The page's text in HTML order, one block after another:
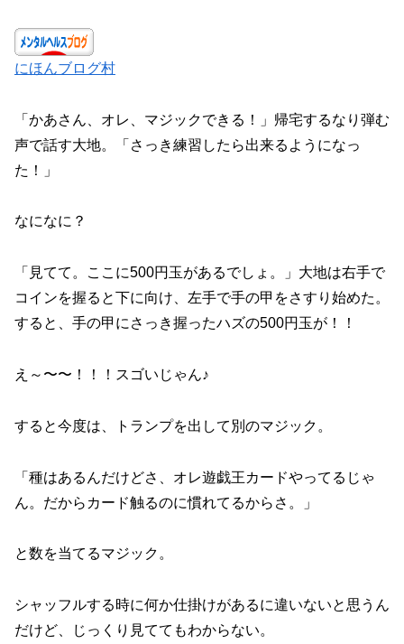
にほんブログ村
「かあさん、オレ、マジックできる！」帰宅するなり弾む
声で話す大地。「さっき練習したら出来るようになっ
た！」
なになに？
「見てて。ここに500円玉があるでしょ。」大地は右手で
コインを握ると下に向け、左手で手の甲をさすり始めた。
すると、手の甲にさっき握ったハズの500円玉が！！
え～〜〜！！！スゴいじゃん♪
すると今度は、トランプを出して別のマジック。
「種はあるんだけどさ、オレ遊戯王カードやってるじゃ
ん。だからカード触るのに慣れてるからさ。」
と数を当てるマジック。
シャッフルする時に何か仕掛けがあるに違いないと思うん
だけど、じっくり見ててもわからない。